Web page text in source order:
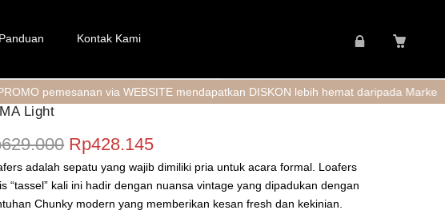
Panduan Kontak Kami
via WEBSITE mendapatkan DISKON lebih hemat daripada Marketplace +
Light
629.000 Harga aslinya adalah: Rp629.000.
Rp428.145Harga saat ini adalah: Rp428.145.
adalah sepatu yang wajib dimiliki pria untuk acara formal. Loafers
“tassel” kali ini hadir dengan nuansa vintage yang dipadukan dengan
Chunky modern yang memberikan kesan fresh dan kekinian.